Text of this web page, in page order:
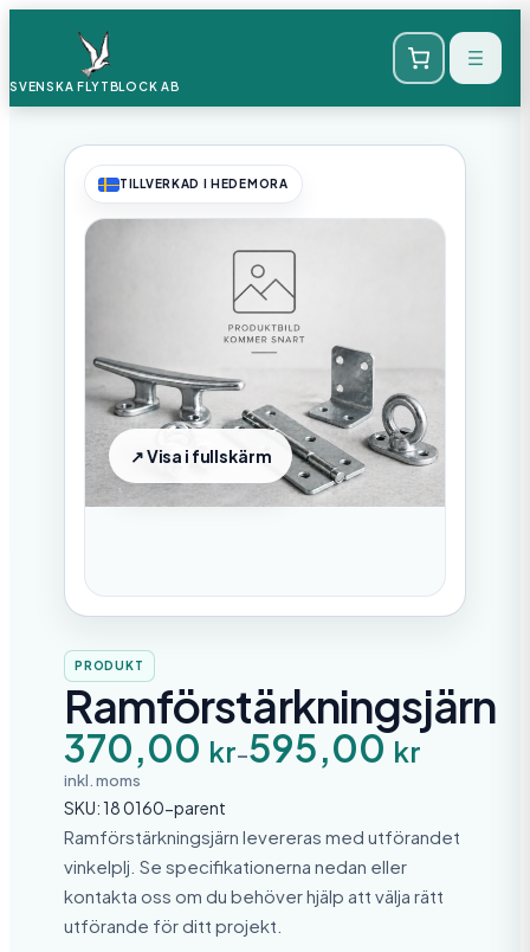
SVENSKA FLYTBLOCK AB
TILLVERKAD I HEDEMORA
PRODUKT
Ramförstärkningsjärn
370,00 kr–595,00kr
P
r
i
s
i
n
e
r
v
a
inkl. moms
SKU:18 0160-parent
Ramförstärkningsjärn levereras med utförandet
vinkelplj. Se specifikationerna nedan eller
kontakta oss om du behöver hjälp att välja rätt
utförande för ditt projekt.